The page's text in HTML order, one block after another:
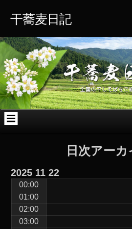
ツ
へ
ス
キ
ッ
プ
干蕎麦日記
日次アー
2025 11 22
00:00
01:00
02:00
03:00